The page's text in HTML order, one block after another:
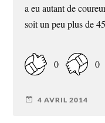
a eu autant de
soit un peu plus de
0 0
4 AVRIL 2014